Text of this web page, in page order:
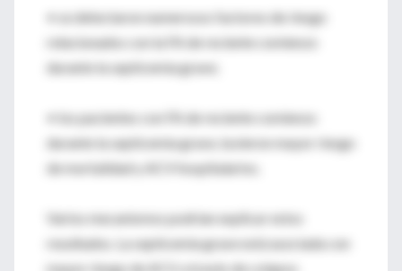
• se detectaron numerosos factores de riesgo
relacionados con la FA de reciente comienzo
durante la septicemia grave;
• los pacientes con FA de reciente comienzo
durante la septicemia grave, tuvieron mayor riesgo
de mortalidad y ACV hospitalarios.
Varios mecanismos podrían explicar estos
resultados. La septicemia grave está asociada con